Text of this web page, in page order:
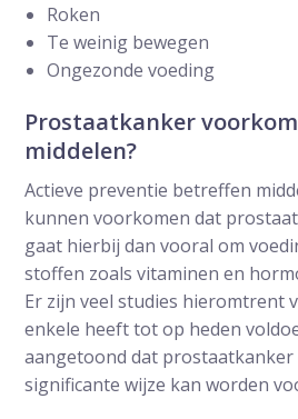
Roken
Te weinig bewegen
Ongezonde voeding
Prostaatkanker
middelen?
Actieve preventie betreffen
kunnen voorkomen dat
gaat hierbij dan vooral om
stoffen zoals vitaminen en
Er zijn veel studies hieromtrent
enkele heeft tot op heden
aangetoond dat prostaatkanker
significante wijze kan worden